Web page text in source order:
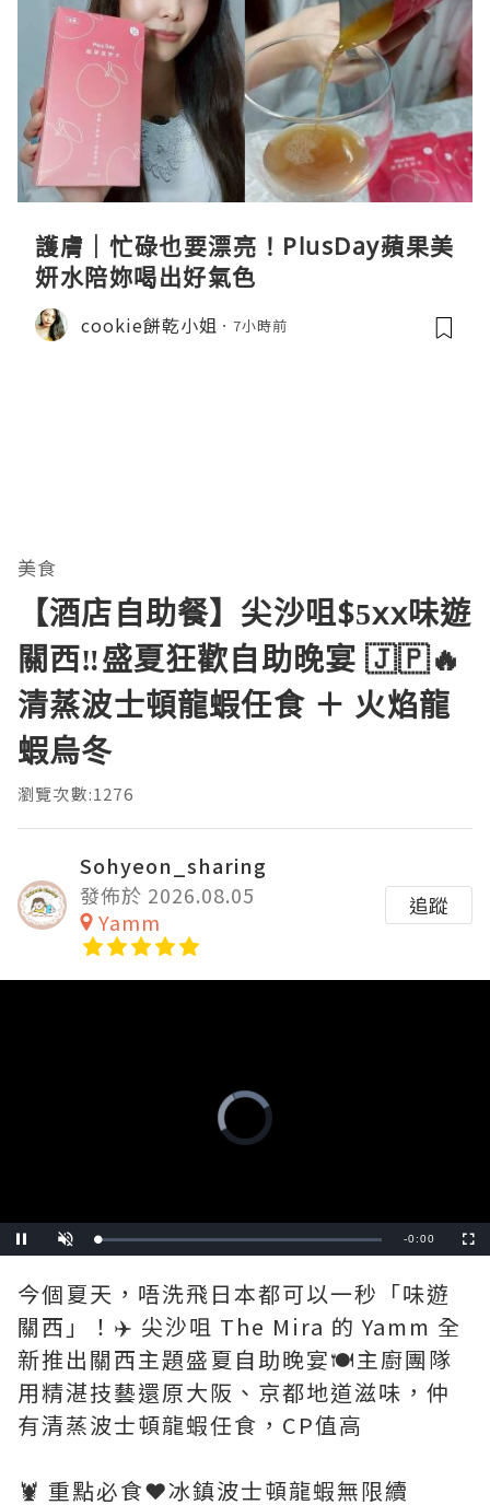
護膚｜忙碌也要漂亮！PlusDay蘋果美
妍水陪妳喝出好氣色
cookie餅乾小姐 7小時前
美食
【酒店自助餐】尖沙咀$5xx味遊
關西‼️盛夏狂歡自助晚宴 🇯🇵🔥
清蒸波士頓龍蝦任食 ＋ 火焰龍
蝦烏冬
瀏覽次數:1276
Sohyeon_sharing
發佈於 2026.08.05
Yamm
追蹤
Video
Player
is
loading.
Pause Unmute Loaded:
0%
Remaining
-0:00
今個夏天，唔洗飛日本都可以一秒「味遊
關西」！✈️ 尖沙咀 The Mira 的 Yamm 全
新推出關西主題盛夏自助晚宴🍽️主廚團隊
用精湛技藝還原大阪、京都地道滋味，仲
有清蒸波士頓龍蝦任食，CP值高
🦞 重點必食❤️冰鎮波士頓龍蝦無限續